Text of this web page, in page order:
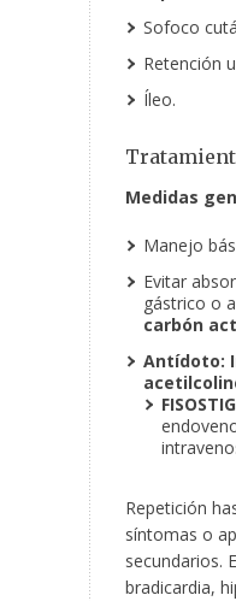
Sofoco
Retención
Íleo.
Medidas
Manejo
Evitar
gástrico o
carbón
Antídoto:
Repetición
síntomas o
secundarios.
bradicardia,